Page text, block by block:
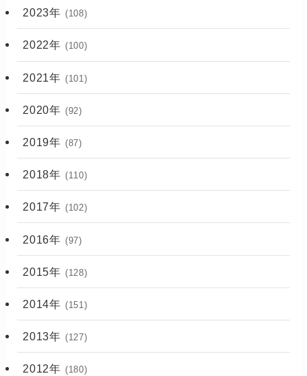
2023年 (108)
2022年 (100)
2021年 (101)
2020年 (92)
2019年 (87)
2018年 (110)
2017年 (102)
2016年 (97)
2015年 (128)
2014年 (151)
2013年 (127)
2012年 (180)